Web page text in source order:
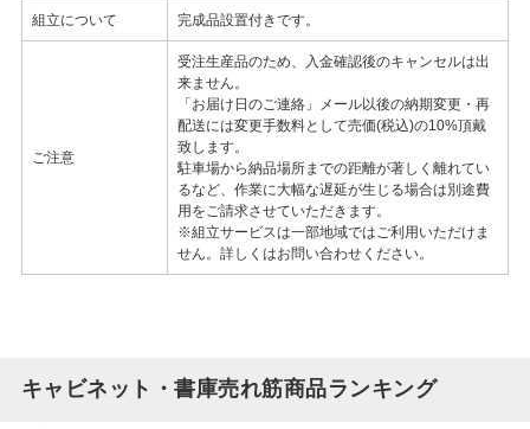
組立について 完成品設置付きです。
ご注意
受注生産品のため、入金確認後のキャンセルは出
来ません。
「お届け日のご連絡」メール以後の納期変更・再
配送には変更手数料として売価(税込)の10%頂戴
致します。
駐車場から納品場所までの距離が著しく離れてい
るなど、作業に大幅な遅延が生じる場合は別途費
用をご請求させていただきます。
※組立サービスは一部地域ではご利用いただけま
せん。詳しくはお問い合わせください。
キャビネット・書庫売れ筋商品ランキング